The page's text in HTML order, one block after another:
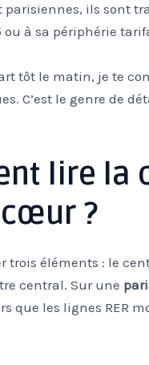
ils sont
à sa périphérie
tôt le matin, je te
C’est le genre de
lire la
?
trois éléments : le
central. Sur une
que les lignes RER